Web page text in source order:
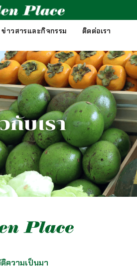
ข่าวสารและกิจกรรม ติดต่อเรา
กับเรา
ความเป็นมา